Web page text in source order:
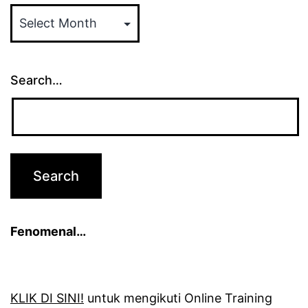
ARTIKEL
Search…
Fenomenal…
KLIK DI SINI! untuk mengikuti Online Training